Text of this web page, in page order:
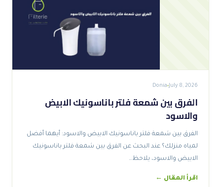
July 8, 2026
Donia
الفرق بين شمعة فلتر باناسونيك الابيض
والاسود
الفرق بين شمعة فلتر باناسونيك الابيض والاسود: أيهما أفضل
لمياه منزلك؟ عند البحث عن الفرق بين شمعة فلتر باناسونيك
الابيض والاسود، يلاحظ…
اقرأ المقال ←